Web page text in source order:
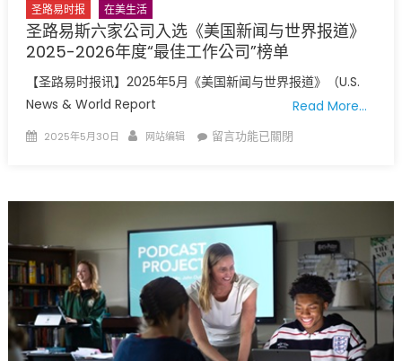
路”
铭
华
先
年
历
史
情
怀〉
中
圣路易时报 在美生活
圣路易斯六家公司入选《美国新闻与世界报道》
2025-2026年度“最佳工作公司”榜单
【圣路易时报讯】2025年5月《美国新闻与世界报道》（U.S.
News & World Report
Read More…
Posted
2025年5月30日 Author
网站编辑
在
家
公
司
入
选
留言功能已關閉